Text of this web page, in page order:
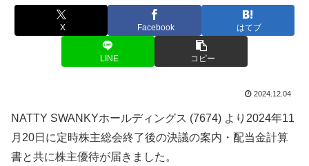
X Facebook はてブ
LINE コピー
2024.12.04
NATTY SWANKYホールディングス (7674) より2024年11
月20日に定時株主総会終了後の決議の案内・配当金計算
書と共に株主優待が届きました。